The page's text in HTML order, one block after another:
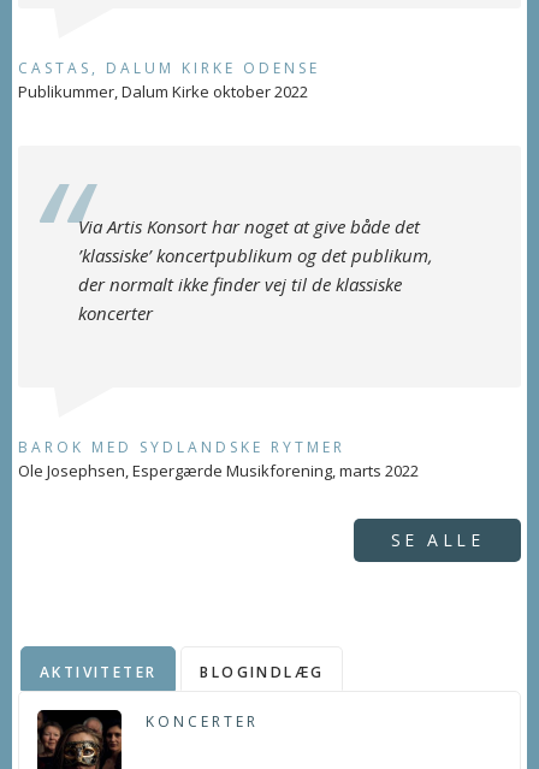
CASTAS, DALUM KIRKE ODENSE
Publikummer, Dalum Kirke oktober 2022
Via Artis Konsort har noget at give både det
’klassiske’ koncertpublikum og det publikum,
der normalt ikke finder vej til de klassiske
koncerter
BAROK MED SYDLANDSKE RYTMER
Ole Josephsen, Espergærde Musikforening, marts 2022
SE ALLE
AKTIVITETER BLOGINDLÆG
KONCERTER